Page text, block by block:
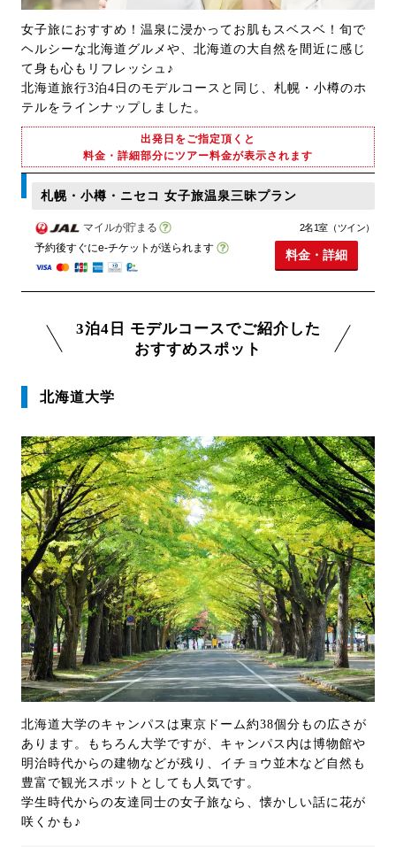
女子旅におすすめ！温泉に浸かってお肌もスベスベ！旬で
ヘルシーな北海道グルメや、北海道の大自然を間近に感じ
て身も心もリフレッシュ♪
北海道旅行3泊4日のモデルコースと同じ、札幌・小樽のホ
テルをラインナップしました。
出発日をご指定頂くと
料金・詳細部分にツアー料金が表示されます
札幌・小樽・ニセコ 女子旅温泉三昧プラン
マイルが貯まる
予約後すぐにe-チケットが送られます
2名1室（ツイン）
料金・詳細
3泊4日 モデルコースでご紹介した
おすすめスポット
北海道大学
北海道大学のキャンパスは東京ドーム約38個分もの広さが
あります。もちろん大学ですが、キャンパス内は博物館や
明治時代からの建物などが残り、イチョウ並木など自然も
豊富で観光スポットとしても人気です。
学生時代からの友達同士の女子旅なら、懐かしい話に花が
咲くかも♪